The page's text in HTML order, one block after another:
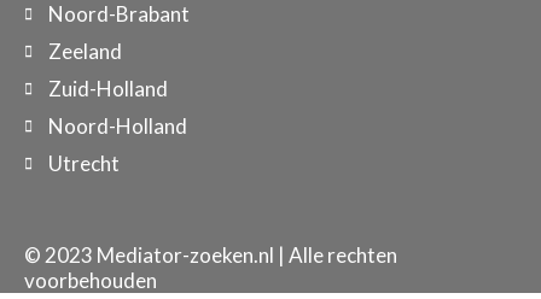
Noord-Brabant
Zeeland
Zuid-Holland
Noord-Holland
Utrecht
© 2023 Mediator-zoeken.nl | Alle rechten
voorbehouden